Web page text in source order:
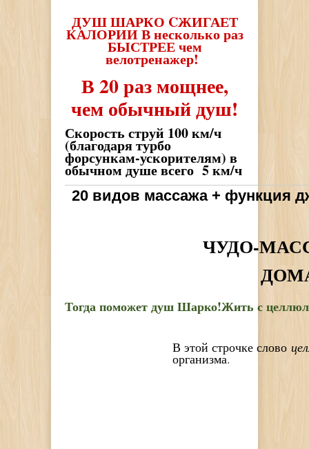
ДУШ ШАРКО CЖИГАЕТ
КАЛОРИИ В несколько раз
БЫСТРЕЕ чем
велотренажер!
В 20 раз мощнее,
чем обычный душ!
Скорость струй 100 км/ч
(благодаря турбо
форсункам-ускорителям) в
обычном душе всего 5 км/ч
20 видов массажа + функция
ЧУДО-
Тогда поможет душ Шарко!Жить с
В этой строчке слово
организма.